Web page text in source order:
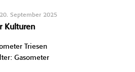
September 2025
Kulturen
Triesen
Gasometer